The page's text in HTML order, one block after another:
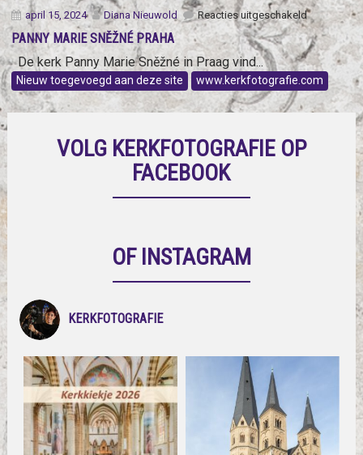
Denis
april 15, 2024 Diana Nieuwold Reacties uitgeschakeldvoor
Panny
Marie
Sněžné
Praha
PANNY MARIE SNĚŽNÉ PRAHA
De kerk Panny Marie Sněžné in Praag vind...
Nieuw toegevoegd aan deze site www.kerkfotografie.com
VOLG KERKFOTOGRAFIE OP
FACEBOOK
OF INSTAGRAM
KERKFOTOGRAFIE